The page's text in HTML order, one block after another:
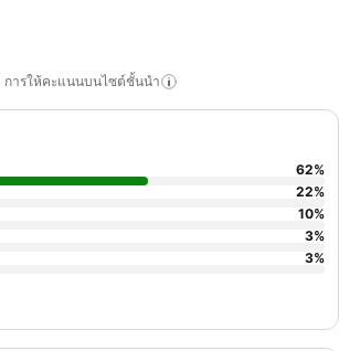
การให้คะแนนบนไซต์ชั้นนำ
62%
22%
10%
3%
3%